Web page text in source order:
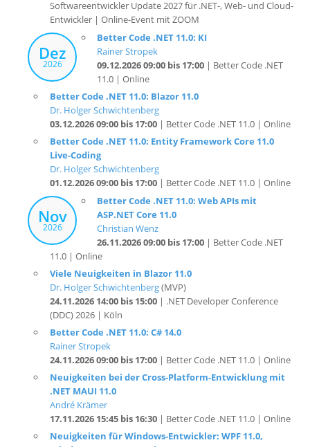
Dez
2026
Better Code .NET 11.0: KI
Rainer Stropek
09.12.2026 09:00 bis 17:00| Better Code .NET
11.0 | Online
Better Code .NET 11.0: Blazor 11.0
Dr. Holger Schwichtenberg
03.12.2026 09:00 bis 17:00| Better Code .NET 11.0 | Online
Better Code .NET 11.0: Entity Framework Core 11.0
Live-Coding
Dr. Holger Schwichtenberg
01.12.2026 09:00 bis 17:00
Nov
2026
Better Code .NET 11.0: Web APIs mit
ASP.NET Core 11.0
Christian Wenz
26.11.2026 09:00 bis 17:00
11.0 | Online
Viele Neuigkeiten in Blazor 11.0
Dr. Holger Schwichtenberg
24.11.2026 14:00 bis 15:00| .NET Developer Conference
(DDC) 2026 | Köln
Better Code .NET 11.0: C# 14.0
Rainer Stropek
24.11.2026 09:00 bis 17:00| Better Code .NET 11.0 | Online
Neuigkeiten bei der Cross-Platform-Entwicklung mit
.NET MAUI 11.0
André Krämer
17.11.2026 15:45 bis 16:30
Neuigkeiten für Windows-Entwickler: WPF 11.0,
Windows Forms 11.0, WinUI 3
Thomas Claudius Huber